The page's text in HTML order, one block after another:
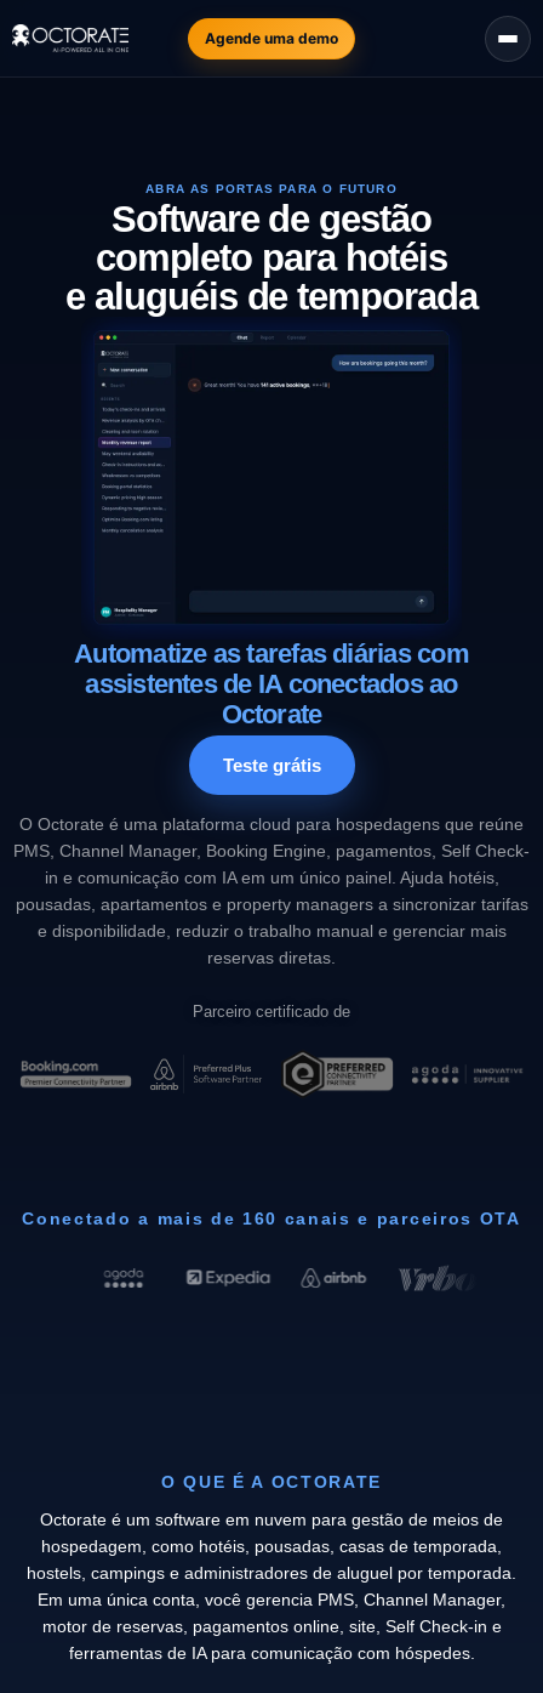
Agende uma demo
ABRA AS PORTAS PARA O FUTURO
Software de gestão
completo para hotéis
e aluguéis de temporada
Automatize as tarefas diárias com
assistentes de IA conectados ao
Octorate
O Octorate é uma plataforma cloud para hospedagens que reúne
PMS, Channel Manager, Booking Engine, pagamentos, Self Check-
in e comunicação com IA em um único painel. Ajuda hotéis,
pousadas, apartamentos e property managers a sincronizar tarifas
e disponibilidade, reduzir o trabalho manual e gerenciar mais
reservas diretas.
Teste grátis
Parceiro certificado de
Conectado a mais de 160 canais e parceiros OTA
O QUE É A OCTORATE
Octorate é um software em nuvem para gestão de meios de
hospedagem, como hotéis, pousadas, casas de temporada,
hostels, campings e administradores de aluguel por temporada.
Em uma única conta, você gerencia PMS, Channel Manager,
motor de reservas, pagamentos online, site, Self Check-in e
ferramentas de IA para comunicação com hóspedes.